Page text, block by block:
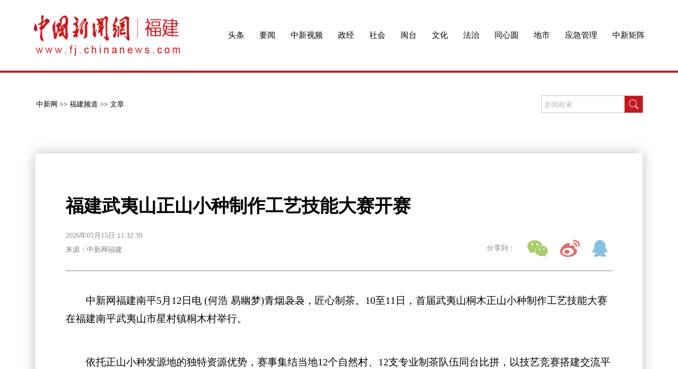
头条 要闻 中新视频 政经 社会 闽台 文化 法治 同心圆 地市 应急管理 中新矩阵
中新网 >> 福建频道 >> 文章
福建武夷山正山小种制作工艺技能大赛开赛
2026年05月15日 11:32:39
来源：中新网福建
分享到：
中新网福建南平5月12日电 (何浩 易幽梦)青烟袅袅，匠心制茶。10至11日，首届武夷山桐木正山小种制作工艺技能大赛
在福建南平武夷山市星村镇桐木村举行。
依托正山小种发源地的独特资源优势，赛事集结当地12个自然村、12支专业制茶队伍同台比拼，以技艺竞赛搭建交流平